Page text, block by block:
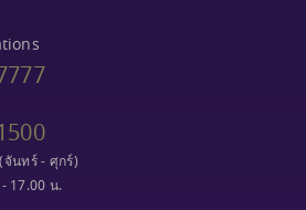
นทร์ - ศุกร์)
17.00 น.